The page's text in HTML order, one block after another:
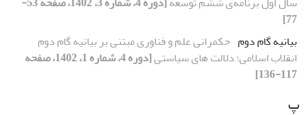
77]
بیانیه گام دوم حکمرانی علم و فناوری مبتنی بر بیانیه گام دوم
انقلاب اسلامی؛ دلالت های سیاستی
[دوره 4، شماره 1، 1402، صفحه
117-136]
پ